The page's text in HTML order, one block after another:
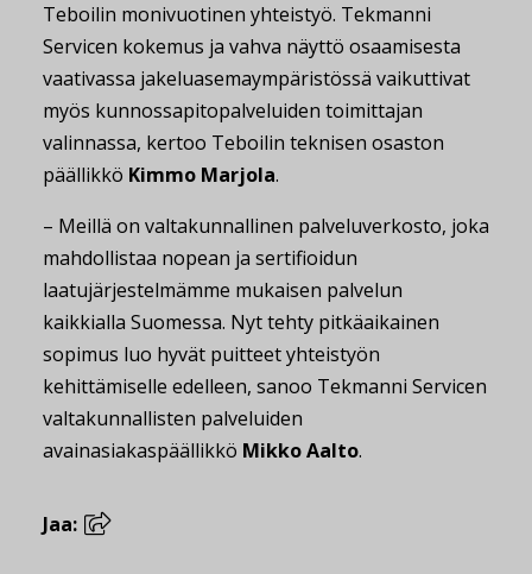
Teboilin monivuotinen yhteistyö. Tekmanni
Servicen kokemus ja vahva näyttö osaamisesta
vaativassa jakeluasemaympäristössä vaikuttivat
myös kunnossapitopalveluiden toimittajan
valinnassa, kertoo Teboilin teknisen osaston
päällikkö Kimmo Marjola.
– Meillä on valtakunnallinen palveluverkosto, joka
mahdollistaa nopean ja sertifioidun
laatujärjestelmämme mukaisen palvelun
kaikkialla Suomessa. Nyt tehty pitkäaikainen
sopimus luo hyvät puitteet yhteistyön
kehittämiselle edelleen, sanoo Tekmanni Servicen
valtakunnallisten palveluiden
avainasiakaspäällikkö Mikko Aalto.
Jaa: